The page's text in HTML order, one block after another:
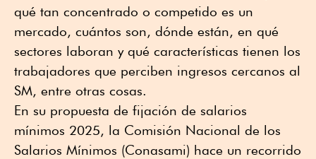
qué tan concentrado o competido es un
mercado, cuántos son, dónde están, en qué
sectores laboran y qué características tienen los
trabajadores que perciben ingresos cercanos al
SM, entre otras cosas.
En su propuesta de fijación de salarios
mínimos 2025, la Comisión Nacional de los
Salarios Mínimos (Conasami) hace un recorrido